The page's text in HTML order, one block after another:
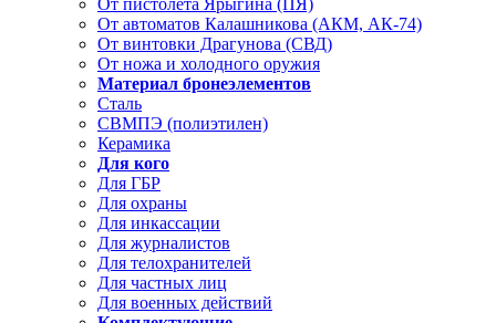
От пистолета Ярыгина (ПЯ)
От автоматов Калашникова (АКМ, АК-74)
От винтовки Драгунова (СВД)
От ножа и холодного оружия
Материал бронеэлементов
Сталь
СВМПЭ (полиэтилен)
Керамика
Для кого
Для ГБР
Для охраны
Для инкассации
Для журналистов
Для телохранителей
Для частных лиц
Для военных действий